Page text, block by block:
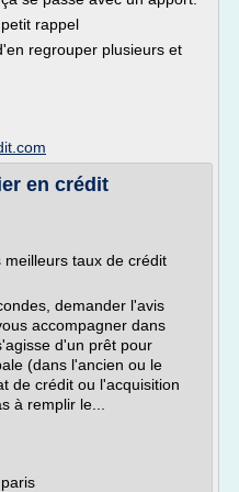
rappel
regrouper plusieurs et
en crédit
taux de crédit
demander l'avis
accompagner dans
d'un prêt pour
(dans l'ancien ou le
de crédit ou l'acquisition
à remplir le...